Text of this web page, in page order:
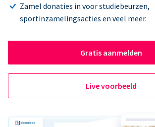
Zamel donaties in voor studiebeurzen,
sportinzamelingsacties en veel meer.
Gratis aanmelden
Live voorbeeld